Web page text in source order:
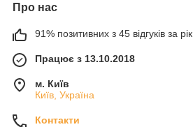
Про нас
91% позитивних з 45 відгуків за рік
Працює з 13.10.2018
м. Київ
Київ, Україна
Контакти